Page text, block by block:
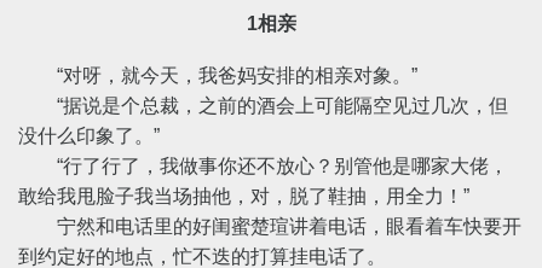
1相亲
“对呀，就今天，我爸妈安排的相亲对象。”
“据说是个总裁，之前的酒会上可能隔空见过几次，但
没什么印象了。”
“行了行了，我做事你还不放心？别管他是哪家大佬，
敢给我甩脸子我当场抽他，对，脱了鞋抽，用全力！”
宁然和电话里的好闺蜜楚瑄讲着电话，眼看着车快要开
到约定好的地点，忙不迭的打算挂电话了。